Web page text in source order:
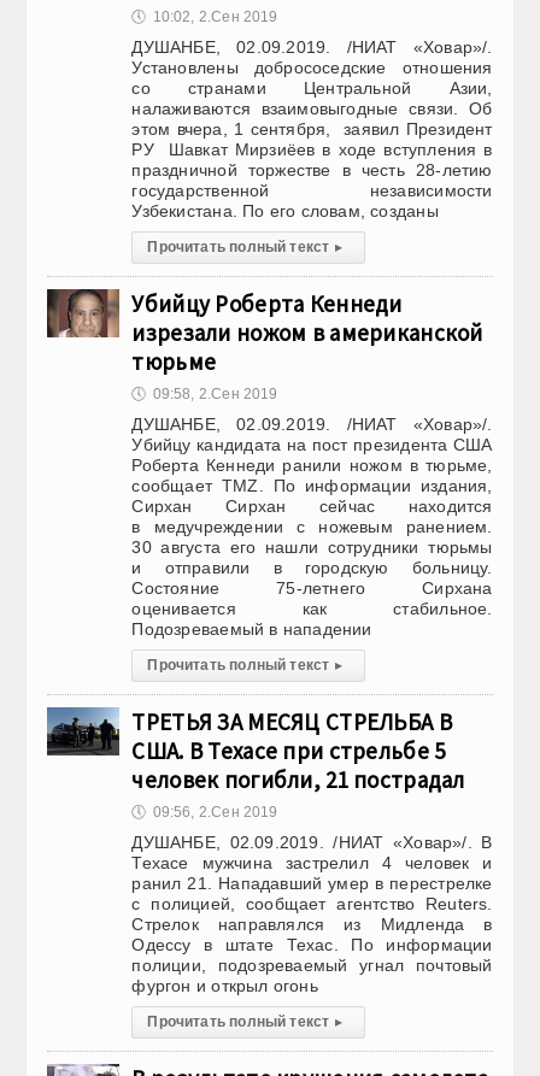
🕔 10:02, 2.Сен 2019
ДУШАНБЕ, 02.09.2019. /НИАТ «Ховар»/.
Установлены добрососедские отношения
со странами Центральной Азии,
налаживаются взаимовыгодные связи. Об
этом вчера, 1 сентября, заявил Президент
РУ Шавкат Мирзиёев в ходе вступления в
праздничной торжестве в честь 28-летию
государственной независимости
Узбекистана. По его словам, созданы
Прочитать полный текст ▸
Убийцу Роберта Кеннеди
изрезали ножом в американской
тюрьме
🕔 09:58, 2.Сен 2019
ДУШАНБЕ, 02.09.2019. /НИАТ «Ховар»/.
Убийцу кандидата на пост президента США
Роберта Кеннеди ранили ножом в тюрьме,
сообщает TMZ. По информации издания,
Сирхан Сирхан сейчас находится
в медучреждении с ножевым ранением.
30 августа его нашли сотрудники тюрьмы
и отправили в городскую больницу.
Состояние 75-летнего Сирхана
оценивается как стабильное.
Подозреваемый в нападении
Прочитать полный текст ▸
ТРЕТЬЯ ЗА МЕСЯЦ СТРЕЛЬБА В
США. В Техасе при стрельбе 5
человек погибли, 21 пострадал
🕔 09:56, 2.Сен 2019
ДУШАНБЕ, 02.09.2019. /НИАТ «Ховар»/. В
Техасе мужчина застрелил 4 человек и
ранил 21. Нападавший умер в перестрелке
с полицией, сообщает агентство Reuters.
Стрелок направлялся из Мидленда в
Одессу в штате Техас. По информации
полиции, подозреваемый угнал почтовый
фургон и открыл огонь
Прочитать полный текст ▸